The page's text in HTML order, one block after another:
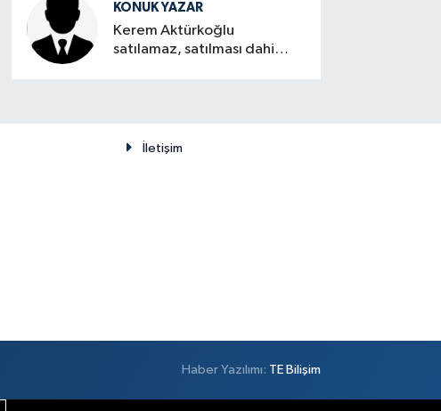
KONUK YAZAR
Kerem Aktürkoğlu
satılamaz, satılması dahi
İletişim
Haber Yazılımı: TE Bilişim